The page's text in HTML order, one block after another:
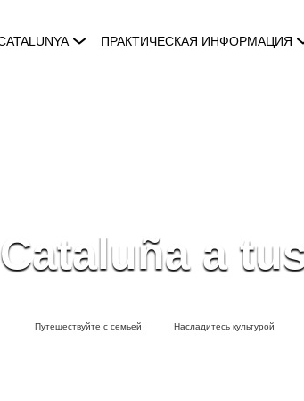
ПРАКТИЧЕСКАЯ ИНФОРМАЦИЯ
a
Путешествуйте с семьей Насладитесь культурой